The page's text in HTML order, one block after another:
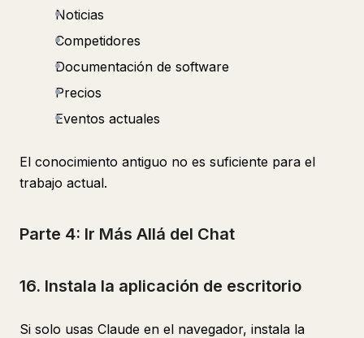
Noticias
Competidores
Documentación de software
Precios
Eventos actuales
El conocimiento antiguo no es suficiente para el
trabajo actual.
Parte 4: Ir Más Allá del Chat
16. Instala la aplicación de escritorio
Si solo usas Claude en el navegador, instala la